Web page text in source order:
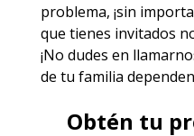
problema, ¡sin
que tienes invitados
¡No dudes en
de tu familia
Obtén tu